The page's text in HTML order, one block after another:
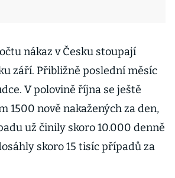
nákaz v Česku stoupají
září. Přibližně poslední měsíc
V polovině října se ještě
1500 nově nakažených za den,
už činily skoro 10.000 denně
skoro 15 tisíc případů za